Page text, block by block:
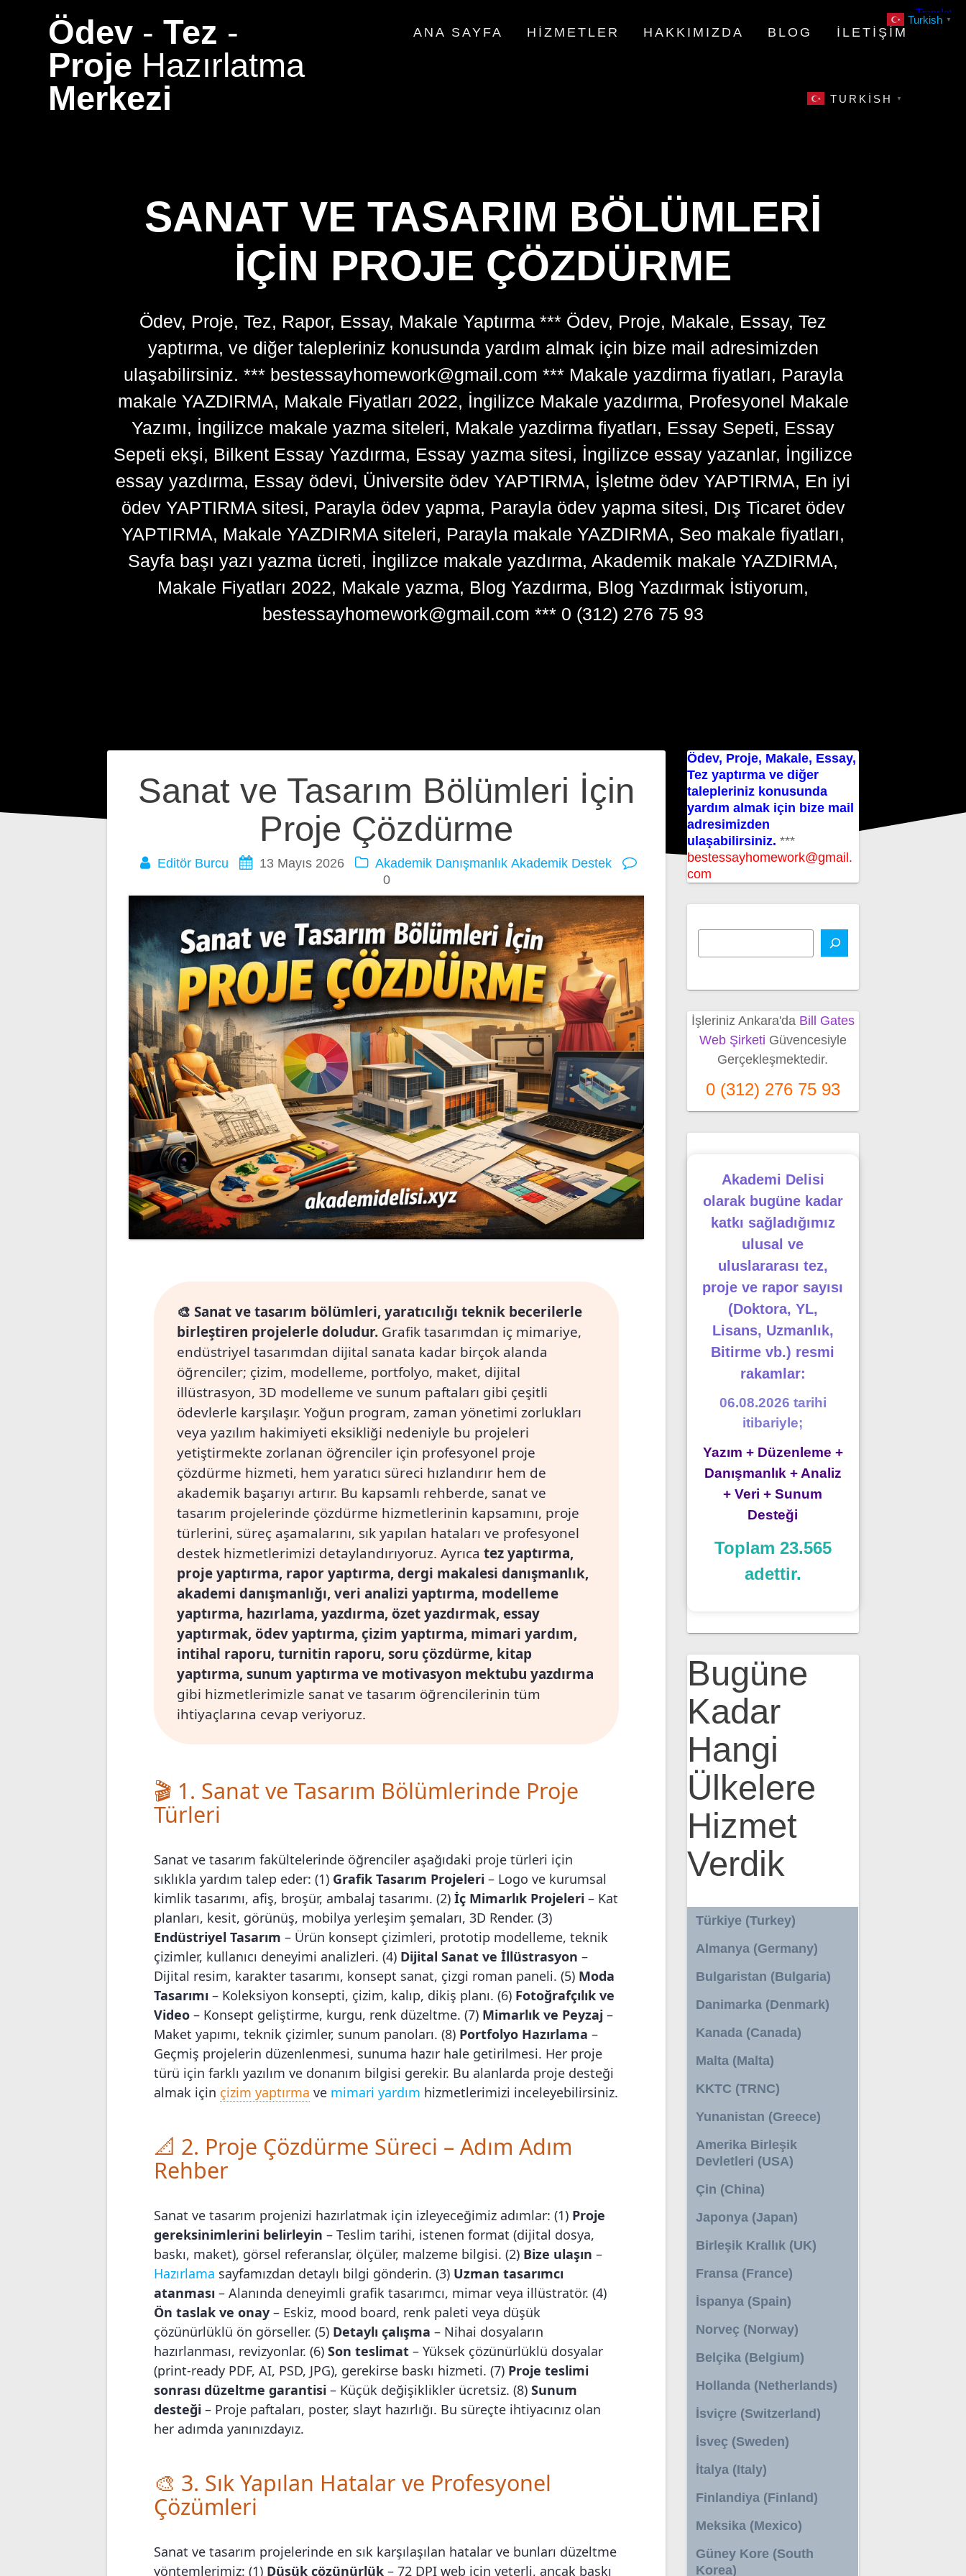
Ödev - Tez -
Proje Hazırlatma
Merkezi
ANA SAYFA HIZMETLER HAKKIMIZDA BLOG İLETIŞIM
TURKISH ▼
SANAT VE TASARIM BÖLÜMLERI
İÇIN PROJE ÇÖZDÜRME
Ödev, Proje, Tez, Rapor, Essay, Makale Yaptırma *** Ödev, Proje, Makale, Essay, Tez
yaptırma, ve diğer talepleriniz konusunda yardım almak için bize mail adresimizden
ulaşabilirsiniz. *** bestessayhomework@gmail.com *** Makale yazdirma fiyatları, Parayla
makale YAZDIRMA, Makale Fiyatları 2022, İngilizce Makale yazdırma, Profesyonel Makale
Yazımı, İngilizce makale yazma siteleri, Makale yazdirma fiyatları, Essay Sepeti, Essay
Sepeti ekşi, Bilkent Essay Yazdırma, Essay yazma sitesi, İngilizce essay yazanlar, İngilizce
essay yazdırma, Essay ödevi, Üniversite ödev YAPTIRMA, İşletme ödev YAPTIRMA, En iyi
ödev YAPTIRMA sitesi, Parayla ödev yapma, Parayla ödev yapma sitesi, Dış Ticaret ödev
YAPTIRMA, Makale YAZDIRMA siteleri, Parayla makale YAZDIRMA, Seo makale fiyatları,
Sayfa başı yazı yazma ücreti, İngilizce makale yazdırma, Akademik makale YAZDIRMA,
Makale Fiyatları 2022, Makale yazma, Blog Yazdırma, Blog Yazdırmak İstiyorum,
bestessayhomework@gmail.com *** 0 (312) 276 75 93
Sanat ve Tasarım Bölümleri İçin
Proje Çözdürme
Editör Burcu 13 Mayıs 2026 Akademik Danışmanlık Akademik Destek
0
🎨 Sanat ve tasarım bölümleri, yaratıcılığı teknik becerilerle
birleştiren projelerle doludur. Grafik tasarımdan iç mimariye,
endüstriyel tasarımdan dijital sanata kadar birçok alanda
öğrenciler; çizim, modelleme, portfolyo, maket, dijital
illüstrasyon, 3D modelleme ve sunum paftaları gibi çeşitli
ödevlerle karşılaşır. Yoğun program, zaman yönetimi zorlukları
veya yazılım hakimiyeti eksikliği nedeniyle bu projeleri
yetiştirmekte zorlanan öğrenciler için profesyonel proje
çözdürme hizmeti, hem yaratıcı süreci hızlandırır hem de
akademik başarıyı artırır. Bu kapsamlı rehberde, sanat ve
tasarım projelerinde çözdürme hizmetlerinin kapsamını, proje
türlerini, süreç aşamalarını, sık yapılan hataları ve profesyonel
destek hizmetlerimizi detaylandırıyoruz. Ayrıcatez yaptırma,
proje yaptırma, rapor yaptırma, dergi makalesi danışmanlık,
akademi danışmanlığı, veri analizi yaptırma, modelleme
yaptırma, hazırlama, yazdırma, özet yazdırmak, essay
yaptırmak, ödev yaptırma, çizim yaptırma, mimari yardım,
intihal raporu, turnitin raporu, soru çözdürme, kitap
yaptırma, sunum yaptırma ve motivasyon mektubu yazdırma
gibi hizmetlerimizle sanat ve tasarım öğrencilerinin tüm
ihtiyaçlarına cevap veriyoruz.
🎬 1. Sanat ve Tasarım Bölümlerinde Proje
Türleri
Sanat ve tasarım fakültelerinde öğrenciler aşağıdaki proje türleri için
sıklıkla yardım talep eder: (1) Grafik Tasarım Projeleri – Logo ve kurumsal
kimlik tasarımı, afiş, broşür, ambalaj tasarımı. (2)İç Mimarlık Projeleri – Kat
planları, kesit, görünüş, mobilya yerleşim şemaları, 3D Render. (3)
Endüstriyel Tasarım – Ürün konsept çizimleri, prototip modelleme, teknik
çizimler, kullanıcı deneyimi analizleri. (4) Dijital Sanat ve İllüstrasyon –
Dijital resim, karakter tasarımı, konsept sanat, çizgi roman paneli. (5) Moda
Tasarımı – Koleksiyon konsepti, çizim, kalıp, dikiş planı. (6) Fotoğrafçılık ve
Video – Konsept geliştirme, kurgu, renk düzeltme. (7) Mimarlık ve Peyzaj –
Maket yapımı, teknik çizimler, sunum panoları. (8) Portfolyo Hazırlama –
Geçmiş projelerin düzenlenmesi, sunuma hazır hale getirilmesi. Her proje
türü için farklı yazılım ve donanım bilgisi gerekir. Bu alanlarda proje desteği
almak için çizim yaptırma ve mimari yardım hizmetlerimizi inceleyebilirsiniz.
📐 2. Proje Çözdürme Süreci – Adım Adım
Rehber
Sanat ve tasarım projenizi hazırlatmak için izleyeceğimiz adımlar: (1) Proje
gereksinimlerini belirleyin – Teslim tarihi, istenen format (dijital dosya,
baskı, maket), görsel referanslar, ölçüler, malzeme bilgisi. (2) Bize ulaşın –
Hazırlama sayfamızdan detaylı bilgi gönderin. (3) Uzman tasarımcı
atanması – Alanında deneyimli grafik tasarımcı, mimar veya illüstratör. (4)
Ön taslak ve onay – Eskiz, mood board, renk paleti veya düşük
çözünürlüklü ön görseller. (5) Detaylı çalışma – Nihai dosyaların
hazırlanması, revizyonlar. (6)Son teslimat – Yüksek çözünürlüklü dosyalar
(print-ready PDF, AI, PSD, JPG), gerekirse baskı hizmeti. (7) Proje teslimi
sonrası düzeltme garantisi – Küçük değişiklikler ücretsiz. (8)Sunum
desteği – Proje paftaları, poster, slayt hazırlığı. Bu süreçte ihtiyacınız olan
her adımda yanınızdayız.
🎨 3. Sık Yapılan Hatalar ve Profesyonel
Çözümleri
Sanat ve tasarım projelerinde en sık karşılaşılan hatalar ve bunları düzeltme
yöntemlerimiz: (1) Düşük çözünürlük – 72 DPI web için yeterli, ancak baskı
Yazı
gezinmesi
Ödev, Proje, Makale, Essay,
Tez yaptırma ve diğer
talepleriniz konusunda
yardım almak için bize mail
adresimizden
ulaşabilirsiniz. ***
bestessayhomework@gmail.
com
İşleriniz Ankara'da Bill Gates
Web Şirketi Güvencesiyle
Gerçekleşmektedir.
0 (312) 276 75 93
Akademi Delisi
olarak bugüne kadar
katkı sağladığımız
ulusal ve
uluslararası tez,
proje ve rapor sayısı
(Doktora, YL,
Lisans, Uzmanlık,
Bitirme vb.) resmi
rakamlar:
06.08.2026 tarihi
itibariyle;
Yazım + Düzenleme +
Danışmanlık + Analiz
+ Veri + Sunum
Desteği
Toplam 23.565
adettir.
Bugüne
Kadar
Hangi
Ülkelere
Hizmet
Verdik
Türkiye (Turkey)
Almanya (Germany)
Bulgaristan (Bulgaria)
Danimarka (Denmark)
Kanada (Canada)
Malta (Malta)
KKTC (TRNC)
Yunanistan (Greece)
Amerika Birleşik
Devletleri (USA)
Çin (China)
Japonya (Japan)
Birleşik Krallık (UK)
Fransa (France)
İspanya (Spain)
Norveç (Norway)
Belçika (Belgium)
Hollanda (Netherlands)
İsviçre (Switzerland)
İsveç (Sweden)
İtalya (Italy)
Finlandiya (Finland)
Meksika (Mexico)
Güney Kore (South
Korea)
Turkish ▼